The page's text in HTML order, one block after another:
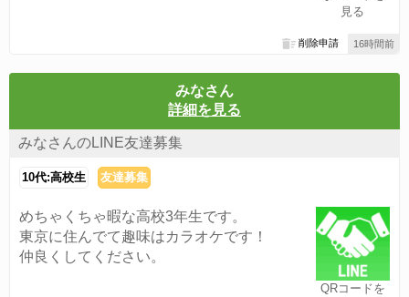
見る
16時間前
削除申請
みなさん
詳細を見る
みなさんのLINE友達募集
10代:高校生 友達募集
QRコードを
めちゃくちゃ暇な高校3年生です。
東京に住んでて趣味はカラオケです！
仲良くしてください。